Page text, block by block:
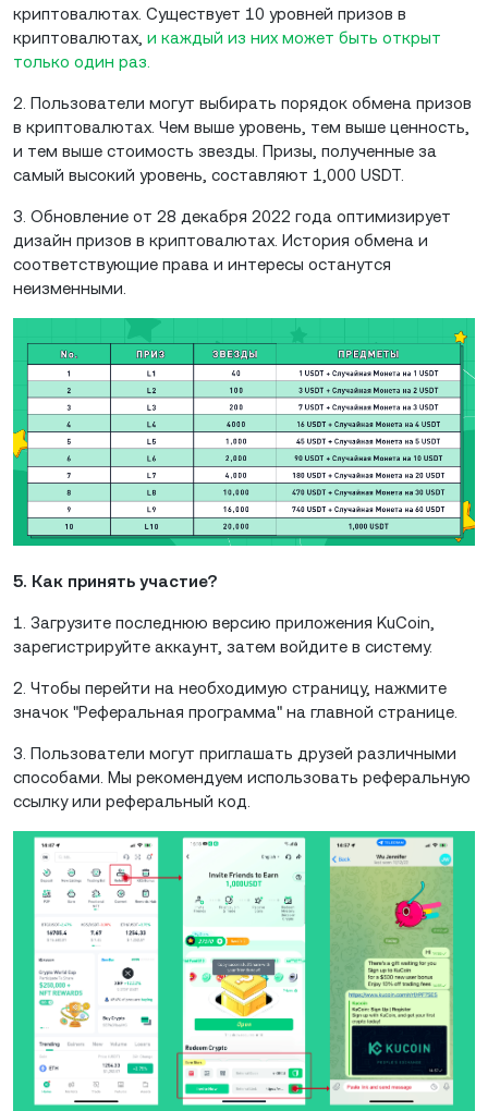
криптовалютах. Существует 10 уровней призов в
криптовалютах, и каждый из них может быть открыт
только один раз.
2. Пользователи могут выбирать порядок обмена призов
в криптовалютах. Чем выше уровень, тем выше ценность,
и тем выше стоимость звезды. Призы, полученные за
самый высокий уровень, составляют 1,000 USDT.
3. Обновление от 28 декабря 2022 года оптимизирует
дизайн призов в криптовалютах. История обмена и
соответствующие права и интересы останутся
неизменными.
5. Как принять участие?
1. Загрузите последнюю версию приложения KuCoin,
зарегистрируйте аккаунт, затем войдите в систему.
2. Чтобы перейти на необходимую страницу, нажмите
значок "Реферальная программа" на главной странице.
3. Пользователи могут приглашать друзей различными
способами. Мы рекомендуем использовать реферальную
ссылку или реферальный код.